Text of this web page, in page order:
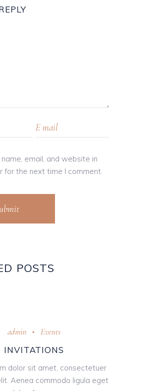
email, and website in
for the next time I comment.
POSTS
admin
Events
INVITATIONS
dolor sit amet, consectetuer
Aenea commodo ligula eget